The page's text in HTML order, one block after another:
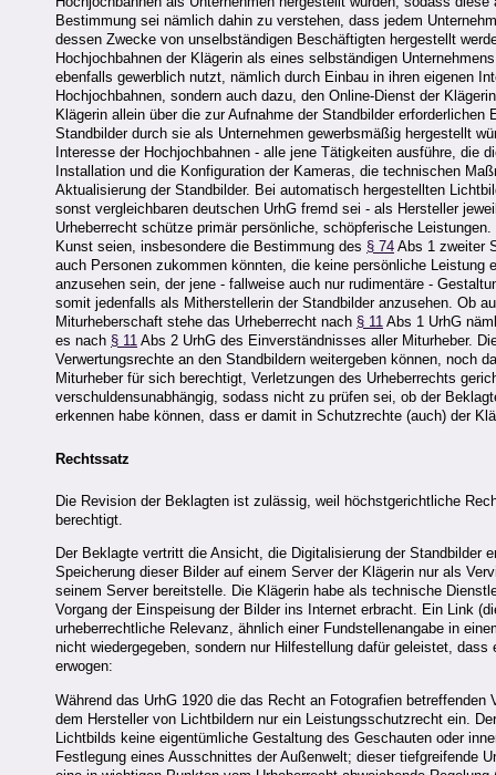
Bestimmung sei nämlich dahin zu verstehen, dass jedem
dessen Zwecke von unselbständigen Beschäftigten hergestellt
Hochjochbahnen der Klägerin als eines selbständigen
ebenfalls gewerblich nutzt, nämlich durch Einbau in ihren eigenen
Hochjochbahnen, sondern auch dazu, den Online-Dienst der
Klägerin allein über die zur Aufnahme der Standbilder
Standbilder durch sie als Unternehmen gewerbsmäßig hergestellt
Interesse der Hochjochbahnen - alle jene Tätigkeiten ausführe, die
Installation und die Konfiguration der Kameras, die technischen
Aktualisierung der Standbilder. Bei automatisch hergestellten
sonst vergleichbaren deutschen UrhG fremd sei - als Hersteller
Urheberrecht schütze primär persönliche, schöpferische
Kunst seien, insbesondere die Bestimmung des § 74 Abs 1 zweiter
auch Personen zukommen könnten, die keine persönliche
anzusehen sein, der jene - fallweise auch nur rudimentäre -
somit jedenfalls als Mitherstellerin der Standbilder anzusehen. Ob
Miturheberschaft stehe das Urheberrecht nach § 11 Abs 1 UrhG
es nach § 11 Abs 2 UrhG des Einverständnisses aller Miturheber.
Verwertungsrechte an den Standbildern weitergeben können, noch
Miturheber für sich berechtigt, Verletzungen des Urheberrechts
verschuldensunabhängig, sodass nicht zu prüfen sei, ob der
erkennen habe können, dass er damit in Schutzrechte (auch) der
Rechtssatz
Die Revision der Beklagten ist zulässig, weil höchstgerichtliche
berechtigt.
Der Beklagte vertritt die Ansicht, die Digitalisierung der Standbilder
Speicherung dieser Bilder auf einem Server der Klägerin nur als
seinem Server bereitstelle. Die Klägerin habe als technische
Vorgang der Einspeisung der Bilder ins Internet erbracht. Ein Link
urheberrechtliche Relevanz, ähnlich einer Fundstellenangabe in
nicht wiedergegeben, sondern nur Hilfestellung dafür geleistet,
erwogen:
Während das UrhG 1920 die das Recht an Fotografien
dem Hersteller von Lichtbildern nur ein Leistungsschutzrecht ein.
Lichtbilds keine eigentümliche Gestaltung des Geschauten oder
Festlegung eines Ausschnittes der Außenwelt; dieser tiefgreifende